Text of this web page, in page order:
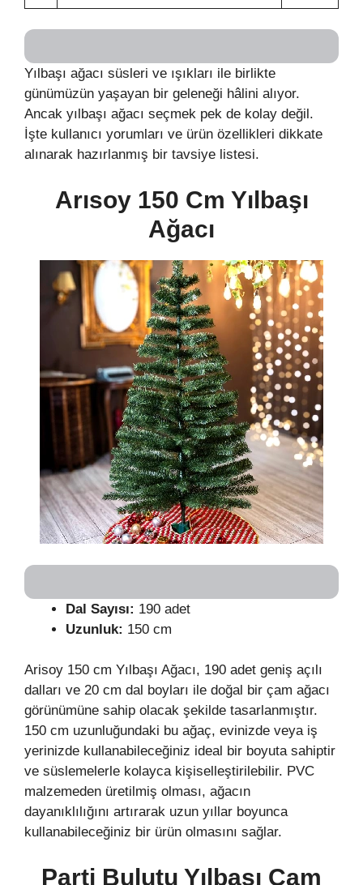
Yılbaşı ağacı süsleri ve ışıkları ile birlikte
günümüzün yaşayan bir geleneği hâlini alıyor.
Ancak yılbaşı ağacı seçmek pek de kolay değil.
İşte kullanıcı yorumları ve ürün özellikleri dikkate
alınarak hazırlanmış bir tavsiye listesi.
Arısoy 150 Cm Yılbaşı
Ağacı
Dal Sayısı: 190 adet
Uzunluk: 150 cm
Arisoy 150 cm Yılbaşı Ağacı, 190 adet geniş açılı
dalları ve 20 cm dal boyları ile doğal bir çam ağacı
görünümüne sahip olacak şekilde tasarlanmıştır.
150 cm uzunluğundaki bu ağaç, evinizde veya iş
yerinizde kullanabileceğiniz ideal bir boyuta sahiptir
ve süslemelerle kolayca kişiselleştirilebilir. PVC
malzemeden üretilmiş olması, ağacın
dayanıklılığını artırarak uzun yıllar boyunca
kullanabileceğiniz bir ürün olmasını sağlar.
Parti Bulutu Yılbaşı Çam